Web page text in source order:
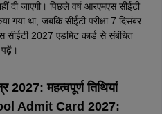
दी जाएगी। पिछले वर्ष आरएमएस सीईटी
गया था, जबकि सीईटी परीक्षा 7 दिसंबर
2027 एडमिट कार्ड से संबंधित
2027: महत्वपूर्ण तिथियां
Admit Card 2027: